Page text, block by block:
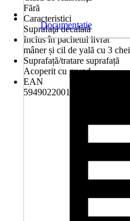
Fără
Caracteristici
Suprafaţă decalată
Inclus în pachetul livrat
mâner și cil de yală cu 3 chei
Suprafață/tratare suprafață
Acoperit cu grund
EAN
5949022001426
Documentație